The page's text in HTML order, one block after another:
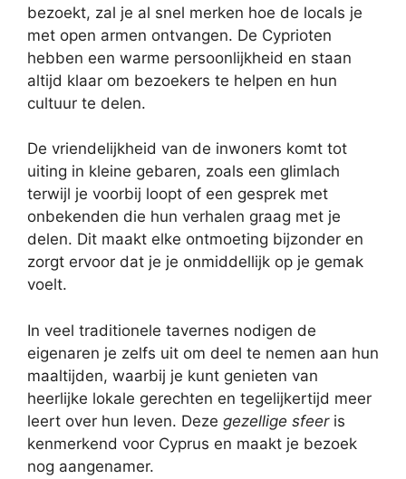
bezoekt, zal je al snel merken hoe de locals je
met open armen ontvangen. De Cyprioten
hebben een warme persoonlijkheid en staan
altijd klaar om bezoekers te helpen en hun
cultuur te delen.
De vriendelijkheid van de inwoners komt tot
uiting in kleine gebaren, zoals een glimlach
terwijl je voorbij loopt of een gesprek met
onbekenden die hun verhalen graag met je
delen. Dit maakt elke ontmoeting bijzonder en
zorgt ervoor dat je je onmiddellijk op je gemak
voelt.
In veel traditionele tavernes nodigen de
eigenaren je zelfs uit om deel te nemen aan hun
maaltijden, waarbij je kunt genieten van
heerlijke lokale gerechten en tegelijkertijd meer
leert over hun leven. Deze gezellige sfeeris
kenmerkend voor Cyprus en maakt je bezoek
nog aangenamer.